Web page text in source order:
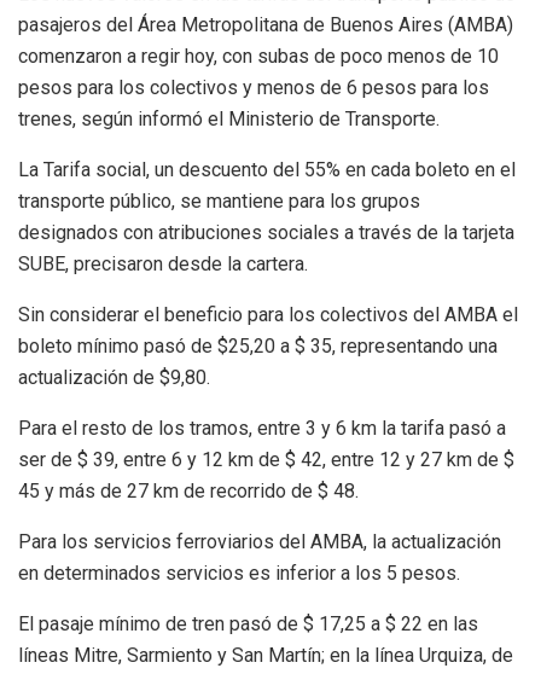
pasajeros del Área Metropolitana de Buenos Aires (AMBA)
comenzaron a regir hoy, con subas de poco menos de 10
pesos para los colectivos y menos de 6 pesos para los
trenes, según informó el Ministerio de Transporte.
La Tarifa social, un descuento del 55% en cada boleto en el
transporte público, se mantiene para los grupos
designados con atribuciones sociales a través de la tarjeta
SUBE, precisaron desde la cartera.
Sin considerar el beneficio para los colectivos del AMBA el
boleto mínimo pasó de $25,20 a $ 35, representando una
actualización de $9,80.
Para el resto de los tramos, entre 3 y 6 km la tarifa pasó a
ser de $ 39, entre 6 y 12 km de $ 42, entre 12 y 27 km de $
45 y más de 27 km de recorrido de $ 48.
Para los servicios ferroviarios del AMBA, la actualización
en determinados servicios es inferior a los 5 pesos.
El pasaje mínimo de tren pasó de $ 17,25 a $ 22 en las
líneas Mitre, Sarmiento y San Martín; en la línea Urquiza, de